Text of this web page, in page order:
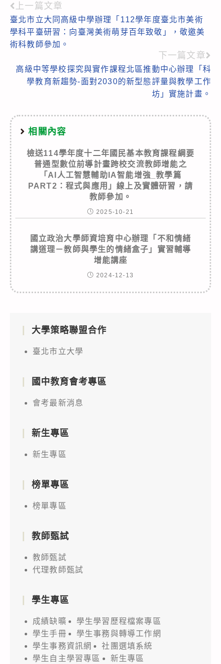
Read
more
articles
上一篇文章
臺北市立大同高級中學辦理「112學年度臺北市美術
學科平臺研習：向臺灣美術萌芽百年致敬」，敬邀美
術科教師參加。
下一篇文章
高級中等學校探究與實作課程北區推動中心辦理「科
學教育新趨勢-面對2030的新型態評量與教學工作
坊」實施計畫。
相關內容
檢送114學年度十二年國民基本教育課程綱要
普通型數位前導計畫跨校交流教師增能之
「AI人工智慧輔助IA智能增強_教學篇
PART2：程式與應用」線上及實體研習，請
教師參加。
2025-10-21
國立政治大學師資培育中心辦理「不和情緒
講道理－教師與學生的情緒盒子」實習輔導
增能講座
2024-12-13
大學策略聯盟合作
臺北市立大學
國中教育會考專區
會考最新消息
新生專區
新生專區
榜單專區
榜單專區
教師甄試
教師甄試
代理教師甄試
學生專區
成績缺曠
學生學習歷程檔案專區
學生手冊
學生事務與轉導工作網
學生事務資訊網
社團選填系統
學生自主學習專區
新生專區